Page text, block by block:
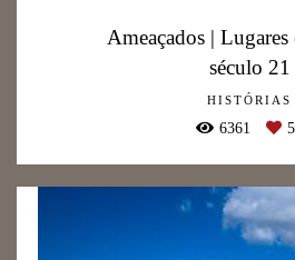
Ameaçados |
século 21
HISTÓRIAS
6361